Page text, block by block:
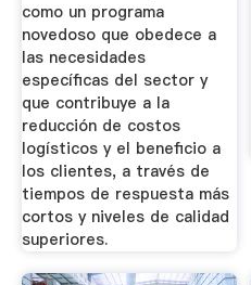
como un programa
novedoso que obedece a
las necesidades
específicas del sector y
que contribuye a la
reducción de costos
logísticos y el beneficio a
los clientes, a través de
tiempos de respuesta más
cortos y niveles de calidad
superiores.